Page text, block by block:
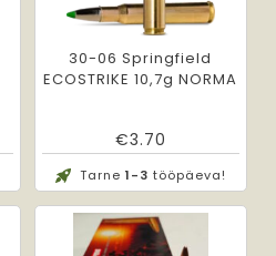
30-06 Springfield
ECOSTRIKE 10,7g NORMA
€3.70
Tarne 1-3 tööpäeva!